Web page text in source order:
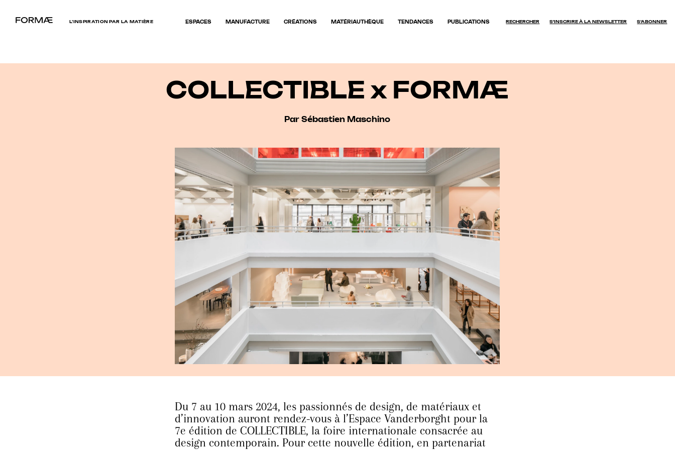
L’INSPIRATION PAR LA MATIÈRE ESPACES MANUFACTURE CRÉATIONS MATÉRIAUTHÈQUE TENDANCES PUBLICATIONS RECHERCHER S'INSCRIRE À LA NEWSLETTER S’ABONNER
COLLECTIBLE x FORMÆ
Par Sébastien Maschino
Du 7 au 10 mars 2024, les passionnés de design, de matériaux et
d’innovation auront rendez-vous à l’Espace Vanderborght pour la
7e édition de COLLECTIBLE, la foire internationale consacrée au
design contemporain. Pour cette nouvelle édition, en partenariat